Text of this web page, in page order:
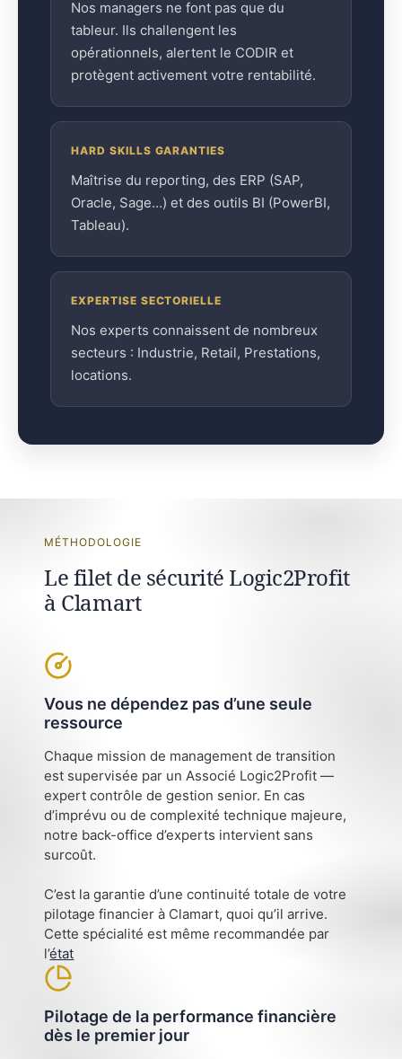
Nos managers ne font pas que du
tableur. Ils challengent les
opérationnels, alertent le CODIR et
protègent activement votre rentabilité.
HARD SKILLS GARANTIES
Maîtrise du reporting, des ERP (SAP,
Oracle, Sage…) et des outils BI (PowerBI,
Tableau).
EXPERTISE SECTORIELLE
Nos experts connaissent de nombreux
secteurs : Industrie, Retail, Prestations,
locations.
MÉTHODOLOGIE
Le filet de sécurité Logic2Profit
à Clamart
Vous ne dépendez pas d’une seule
ressource
Chaque mission de management de transition
est supervisée par un Associé Logic2Profit —
expert contrôle de gestion senior. En cas
d’imprévu ou de complexité technique majeure,
notre back-office d’experts intervient sans
surcoût.
C’est la garantie d’une continuité totale de votre
pilotage financier à Clamart, quoi qu’il arrive.
Cette spécialité est même recommandée par
l’état
Pilotage de la performance financière
dès le premier jour